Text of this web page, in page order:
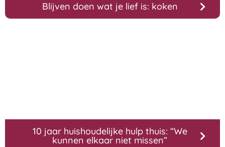
Blijven doen wat je lief is: koken
10 jaar huishoudelijke hulp thuis: “We
kunnen elkaar niet missen”